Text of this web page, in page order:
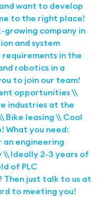
want to develop
to the right place!
growing company in
and system
in the
robotics in a
to join our team!
opportunities \\
industries at the
Bike leasing \\ Cool
What you need:
engineering
Ideally 2-3 years of
of PLC
just talk to us at
to meeting you!